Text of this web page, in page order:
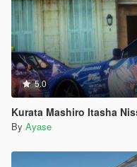
5.0
Kurata Mashiro Itasha Nissan
By Ayase